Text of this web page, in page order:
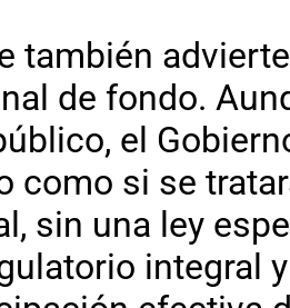
también
de fondo.
el
como si se
sin una ley
integral